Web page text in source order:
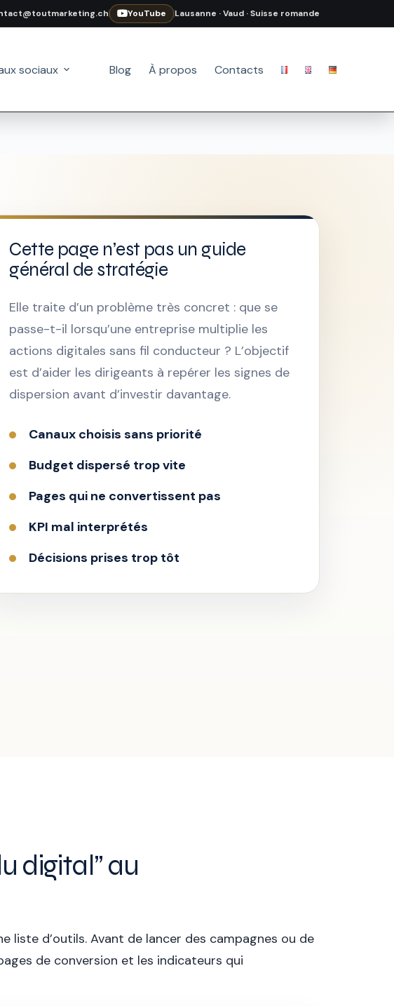
YouTube Lausanne · Vaud · Suisse romande
sociaux Blog À propos Contacts
Cette page n’est pas un guide
général de stratégie
Elle traite d’un problème très concret : que se
passe-t-il lorsqu’une entreprise multiplie les
actions digitales sans fil conducteur ? L’objectif
est d’aider les dirigeants à repérer les signes de
dispersion avant d’investir davantage.
Canaux choisis sans priorité
Budget dispersé trop vite
Pages qui ne convertissent pas
KPI mal interprétés
Décisions prises trop tôt
digital” au
d’outils. Avant de lancer des campagnes ou de
de conversion et les indicateurs qui